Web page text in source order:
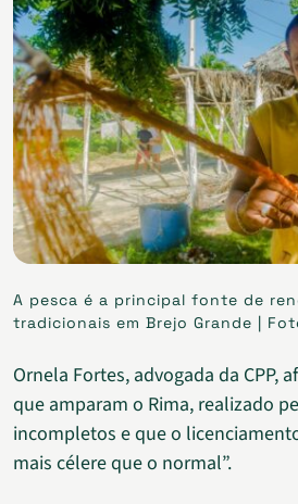
A pesca é a principal fonte de
tradicionais em Brejo Grande |
Ornela Fortes, advogada da CPP,
que amparam o Rima, realizado
incompletos e que o
mais célere que o normal”.